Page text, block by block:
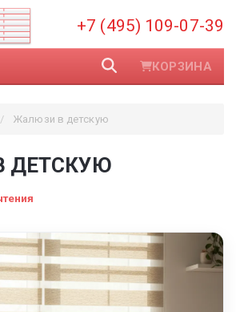
+7 (495) 109-07-39
КОРЗИНА
Жалюзи в детскую
ДЕТСКУЮ